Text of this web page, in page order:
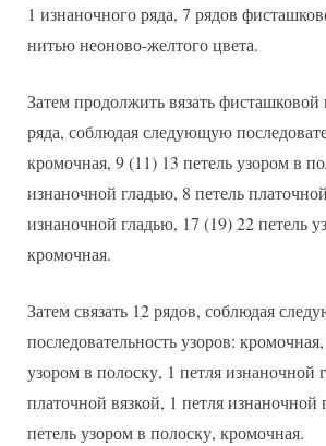
1 изнаночного ряда, 7 рядов
нитью неоново-желтого цвета.
Затем продолжить вязать
ряда, соблюдая следующую
кромочная, 9 (11) 13 петель узором в
изнаночной гладью, 8 петель
изнаночной гладью, 17 (19) 22 петель
кромочная.
Затем связать 12 рядов, соблюдая
последовательность узоров:
узором в полоску, 1 петля изнаночной
платочной вязкой, 1 петля изнаночной
петель узором в полоску, кромочная.